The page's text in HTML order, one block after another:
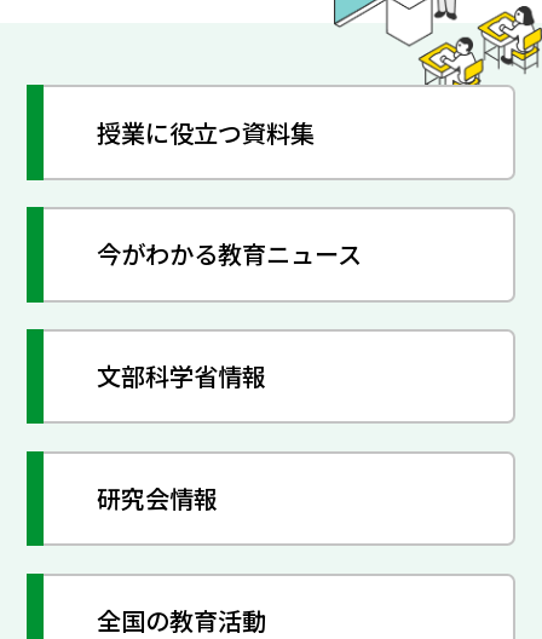
授業に役立つ資料集
今がわかる教育ニュース
文部科学省情報
研究会情報
全国の教育活動